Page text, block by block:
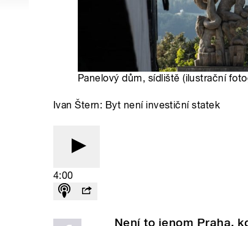
Panelový dům, sídliště (ilustrační
Ivan Štern: Byt není investiční statek
4:00
Není to jenom Praha,